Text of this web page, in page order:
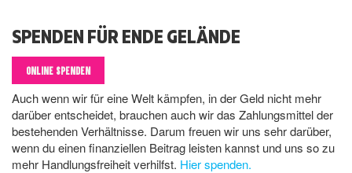
SPENDEN FÜR ENDE GELÄNDE
ONLINE SPENDEN
Auch wenn wir für eine Welt kämpfen, in der Geld nicht mehr
darüber entscheidet, brauchen auch wir das Zahlungsmittel der
bestehenden Verhältnisse. Darum freuen wir uns sehr darüber,
wenn du einen finanziellen Beitrag leisten kannst und uns so zu
mehr Handlungsfreiheit verhilfst. Hier spenden.